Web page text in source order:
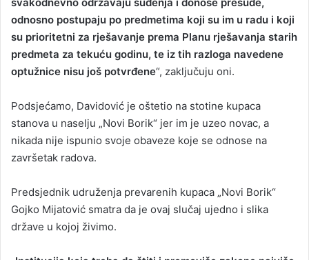
svakodnevno održavaju suđenja i donose presude,
odnosno postupaju po predmetima koji su im u radu i koji
su prioritetni za rješavanje prema Planu rješavanja starih
predmeta za tekuću godinu, te iz tih razloga navedene
optužnice nisu još potvrđene“, zaključuju oni.
Podsjećamo, Davidović je oštetio na stotine kupaca
stanova u naselju „Novi Borik“ jer im je uzeo novac, a
nikada nije ispunio svoje obaveze koje se odnose na
završetak radova.
Predsjednik udruženja prevarenih kupaca „Novi Borik“
Gojko Mijatović smatra da je ovaj slučaj ujedno i slika
države u kojoj živimo.